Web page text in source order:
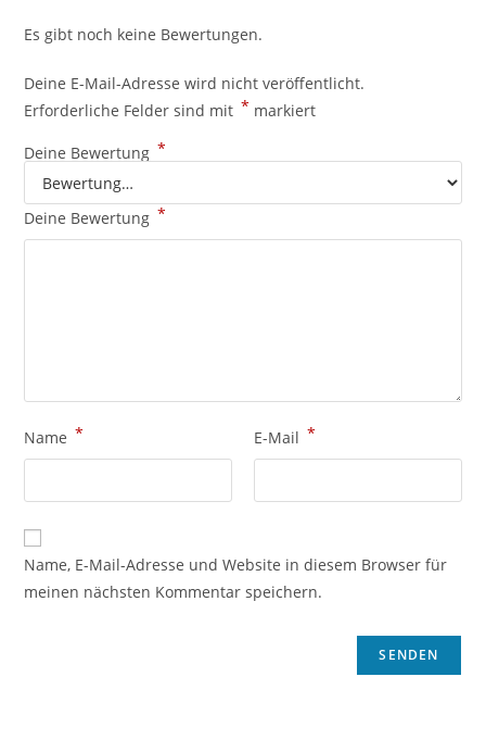
Es gibt noch keine Bewertungen.
Deine E-Mail-Adresse wird nicht veröffentlicht.
Erforderliche Felder sind mit * markiert
Deine Bewertung *
Deine Bewertung *
Name * E-Mail *
Name, E-Mail-Adresse und Website in diesem Browser für
meinen nächsten Kommentar speichern.